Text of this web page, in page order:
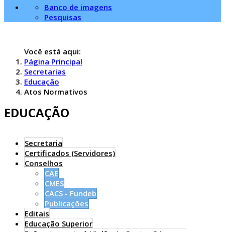
Banco de imagens
Pesquisas
Você está aqui:
Página Principal
Secretarias
Educação
Atos Normativos
EDUCAÇÃO
Secretaria
Certificados (Servidores)
Conselhos
CAE
CMES
CACS - Fundeb
Publicações
Editais
Educação Superior